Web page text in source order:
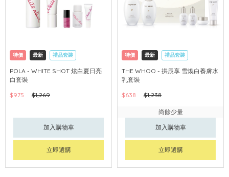
特價 最新 禮品套裝
網購店取 可中國內地配送
POLA - WHITE SHOT 炫白夏日亮
白套裝
$975
$1,269
加入購物車
立即選購
特價 最新 禮品套裝
網購店取 可中國內地配送
THE WHOO - 拱辰享 雪煥白養膚水
乳套裝
$638
$1,238
尚餘少量
加入購物車
立即選購